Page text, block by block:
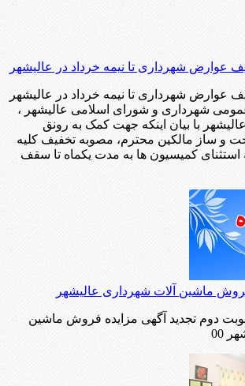
تخفیف عوارض شهرداری تا نیمه خرداد در عالیشهر
شهرداری و شورای اسلامی عالیشهر ،
با بیان اینکه جهت کمک به رونق
و ساز مالکین محترم، مصوبه تخفیف کلیه
کمیسیون ها به مدت یکماه تا سقف
ماشین آلات شهرداری عالیشهر
دوم تجدید آگهی مزایده فروش ماشین
00